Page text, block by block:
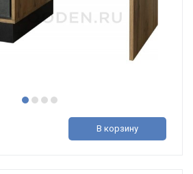
В корзину